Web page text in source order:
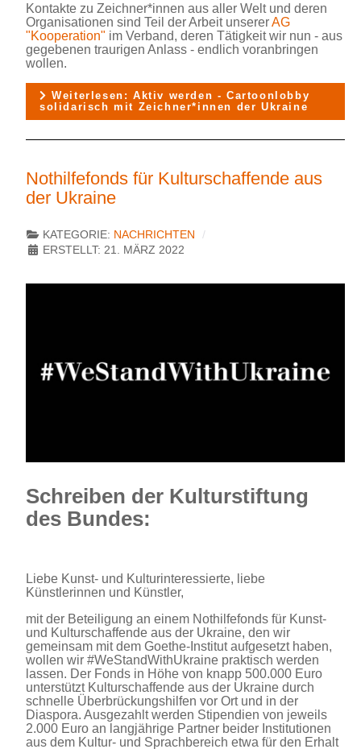
Kontakte zu Zeichner*innen aus aller Welt und deren
Organisationen sind Teil der Arbeit unsererAG
"Kooperation" im Verband, deren Tätigkeit wir nun - aus
gegebenen traurigen Anlass - endlich voranbringen
wollen.
Weiterlesen: Aktiv werden - Cartoonlobby
solidarisch mit Zeichner*innen der Ukraine
Nothilfefonds für Kulturschaffende aus
der Ukraine
KATEGORIE: NACHRICHTEN
ERSTELLT: 21. MÄRZ 2022
Schreiben der Kulturstiftung
des Bundes:
Liebe Kunst- und Kulturinteressierte, liebe
Künstlerinnen und Künstler,
mit der Beteiligung an einem Nothilfefonds für Kunst-
und Kulturschaffende aus der Ukraine, den wir
gemeinsam mit dem Goethe-Institut aufgesetzt haben,
wollen wir #WeStandWithUkraine praktisch werden
lassen. Der Fonds in Höhe von knapp 500.000 Euro
unterstützt Kulturschaffende aus der Ukraine durch
schnelle Überbrückungshilfen vor Ort und in der
Diaspora. Ausgezahlt werden Stipendien von jeweils
2.000 Euro an langjährige Partner beider Institutionen
aus dem Kultur- und Sprachbereich etwa für den Erhalt